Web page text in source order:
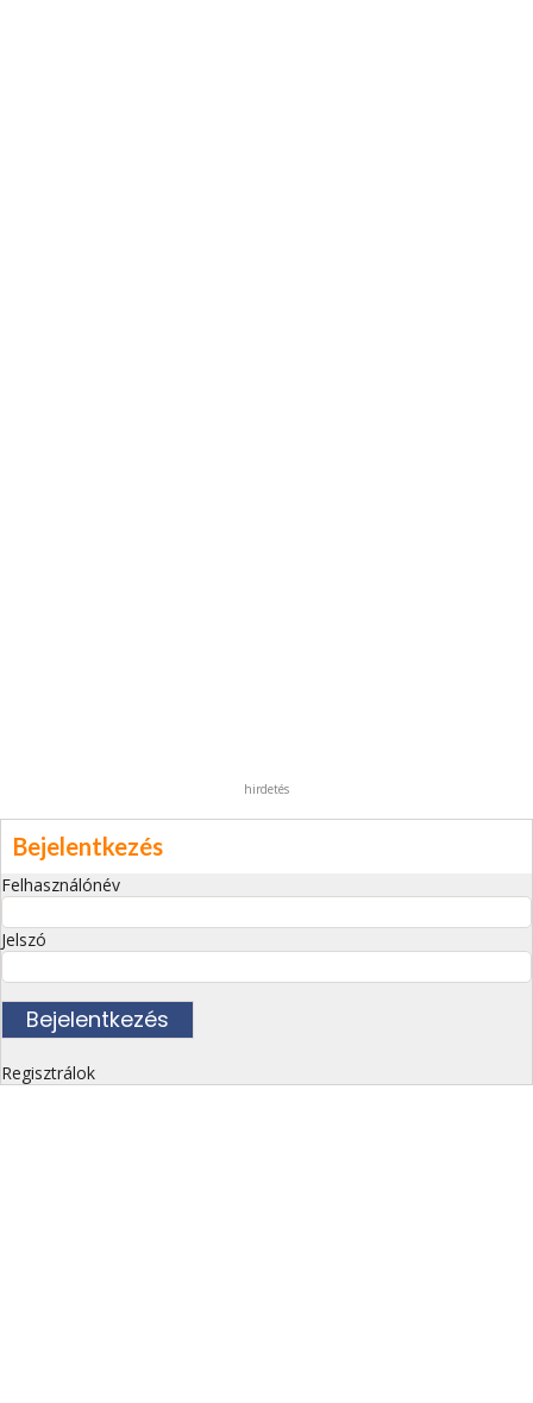
hirdetés
Bejelentkezés
Felhasználónév
Jelszó
Regisztrálok